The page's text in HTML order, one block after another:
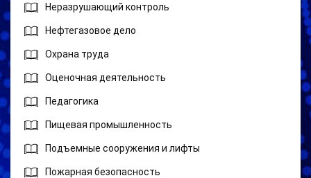
Неразрушающий контроль
Нефтегазовое дело
Охрана труда
Оценочная деятельность
Педагогика
Пищевая промышленность
Подъемные сооружения и лифты
Пожарная безопасность